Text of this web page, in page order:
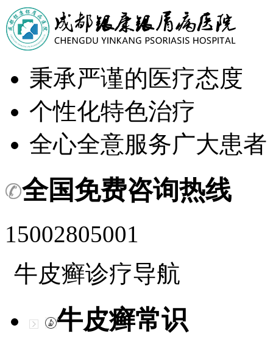
秉承严谨的医疗态度
个性化特色治疗
全心全意服务广大患者
全国免费咨询热线
15002805001
牛皮癣诊疗导航
牛皮癣常识